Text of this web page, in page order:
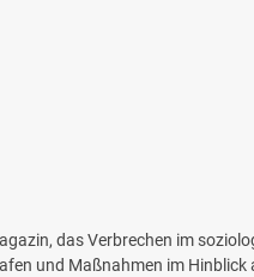
das Verbrechen im
und Maßnahmen im